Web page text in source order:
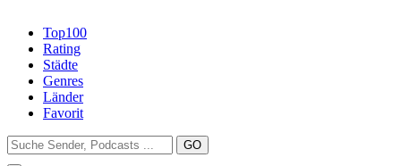
Top100
Rating
Städte
Genres
Länder
Favorit
GO